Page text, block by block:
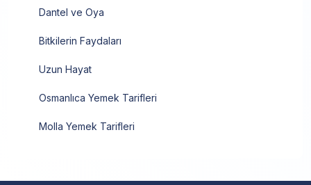
Dantel ve Oya
Bitkilerin Faydaları
Uzun Hayat
Osmanlıca Yemek Tarifleri
Molla Yemek Tarifleri